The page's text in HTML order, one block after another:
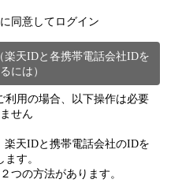
に同意してログイン
天IDと各携帯電話会社IDを
には）
用の場合、以下操作は必要
せん
天IDと携帯電話会社のIDを
す。
つの方法があります。